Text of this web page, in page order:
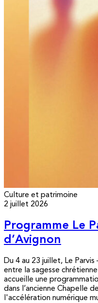
Culture et patrimoine
2 juillet 2026
Programme Le
d’Avignon
Du 4 au 23 juillet, Le
entre la sagesse
accueille une
dans l’ancienne Chapelle
l'accélération numérique